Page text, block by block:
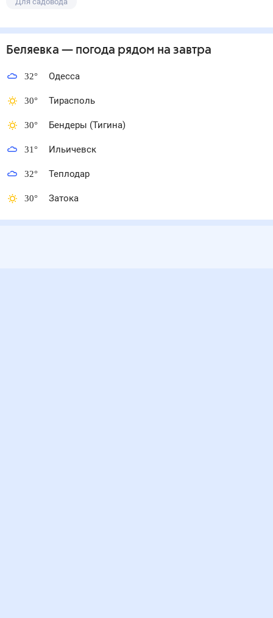
Беляевка — погода рядом на завтра
32° Одесса
30° Тирасполь
30° Бендеры (Тигина)
31° Ильичевск
32° Теплодар
30° Затока